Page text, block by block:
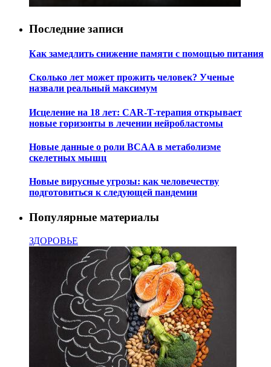
Последние записи
Как замедлить снижение памяти с помощью питания
Сколько лет может прожить человек? Ученые
назвали реальный максимум
Исцеление на 18 лет: CAR-T-терапия открывает
новые горизонты в лечении нейробластомы
Новые данные о роли BCAA в метаболизме
скелетных мышц
Новые вирусные угрозы: как человечеству
подготовиться к следующей пандемии
Популярные материалы
ЗДОРОВЬЕ